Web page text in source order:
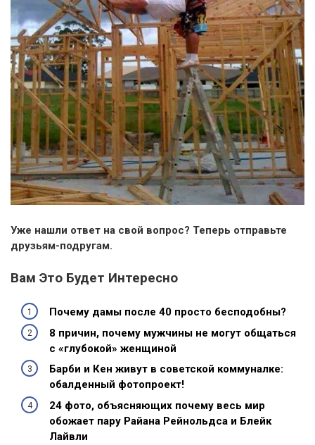
Уже нашли ответ на свой вопрос? Теперь отправьте
друзьям-подругам.
Вам Это Будет Интересно
Почему дамы после 40 просто бесподобны?
8 причин, почему мужчины не могут общаться
с «глубокой» женщиной
Барби и Кен живут в советской коммуналке:
обалденный фотопроект!
24 фото, объясняющих почему весь мир
обожает пару Райана Рейнольдса и Блейк
Лайвли